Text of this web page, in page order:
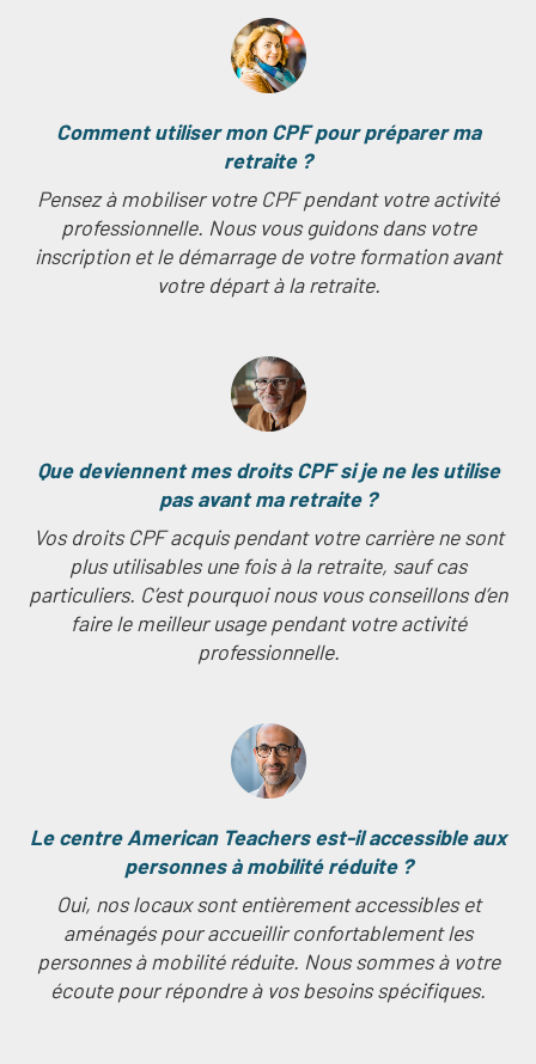
Comment utiliser mon CPF pour préparer ma
retraite ?
Pensez à mobiliser votre CPF pendant votre activité
professionnelle. Nous vous guidons dans votre
inscription et le démarrage de votre formation avant
votre départ à la retraite.
Que deviennent mes droits CPF si je ne les utilise
pas avant ma retraite ?
Vos droits CPF acquis pendant votre carrière ne sont
plus utilisables une fois à la retraite, sauf cas
particuliers. C’est pourquoi nous vous conseillons d’en
faire le meilleur usage pendant votre activité
professionnelle.
Le centre American Teachers est-il accessible aux
personnes à mobilité réduite ?
Oui, nos locaux sont entièrement accessibles et
aménagés pour accueillir confortablement les
personnes à mobilité réduite. Nous sommes à votre
écoute pour répondre à vos besoins spécifiques.